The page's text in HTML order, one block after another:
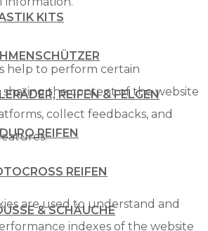
KITS
RÄDER, REIFEN & FELGEN
REIFEN
REIFEN
& SCHÄUCHE
help to perform certain
the content of the website
collect feedbacks, and
are used to understand and
indexes of the website